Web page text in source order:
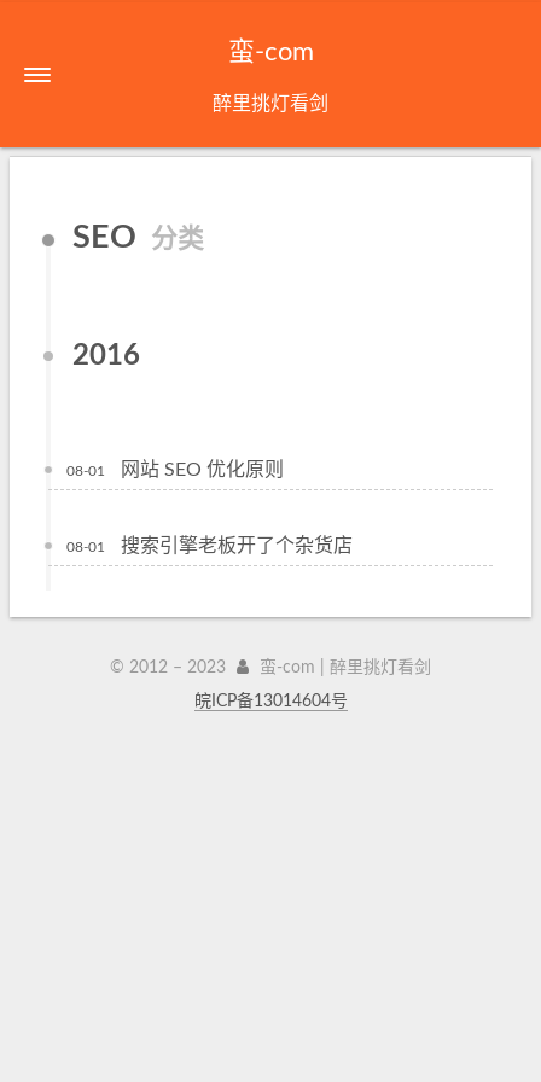
蛮-com
醉里挑灯看剑
SEO 分类
2016
08-01 网站 SEO 优化原则
08-01 搜索引擎老板开了个杂货店
© 2012 – 2023
蛮-com | 醉里挑灯看剑
皖ICP备13014604号